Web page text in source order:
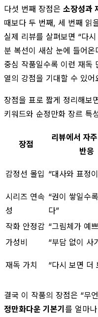
다섯 번째 장점은 소장성과
때보다 두 번째, 세 번째 읽
실제 리뷰를 살펴보면 “다
분 복선이 새삼 눈에 들어온
중심 작품일수록 이런 재독
열의 강점을 기대할 수 있어
장점을 표로 짧게 정리해보
키워드와 순정만화 장르 특
장점
리뷰에서 자
반응
감정선 몰입 “대사와 표정
시리즈 연속
성
“권이 쌓일수
다”
작화 안정감 “그림체가 예
가성비
“부담 없이 사
재독 가치 “다시 보면 더
결국 이 작품의 장점은 “무
정만화다운 기본기를 얼마